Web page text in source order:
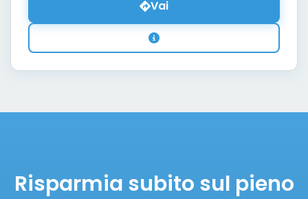
Vai
Risparmia subito sul pieno